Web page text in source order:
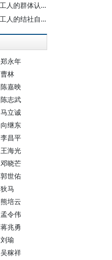
吴清军：市场转型时期国企工人的群体认同与阶级意识
组织的困境或力量——中国工人的结社自由和集体谈判权利
郑永年
曹林
陈嘉映
陈志武
马立诚
向继东
李昌平
王海光
邓晓芒
郭世佑
狄马
熊培云
孟令伟
蒋兆勇
刘瑜
吴稼祥